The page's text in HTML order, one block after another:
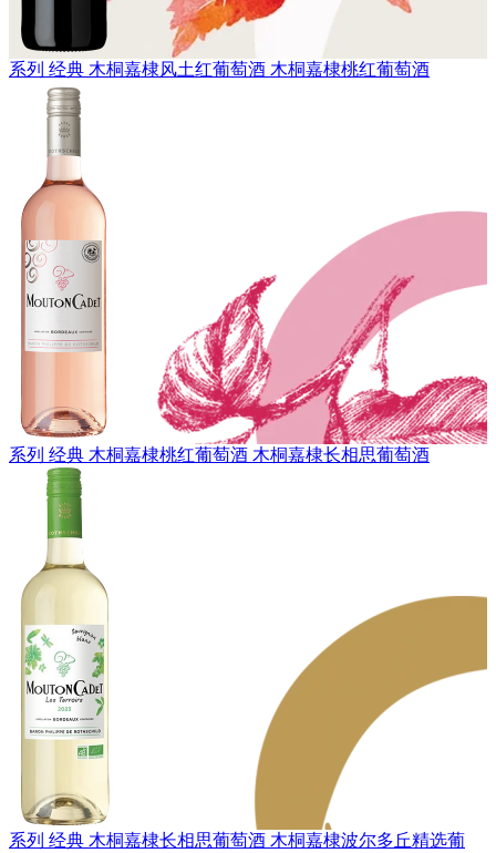
系列 经典 木桐嘉棣风土红葡萄酒 木桐嘉棣桃红葡萄酒
系列 经典 木桐嘉棣桃红葡萄酒 木桐嘉棣长相思葡萄酒
系列 经典 木桐嘉棣长相思葡萄酒 木桐嘉棣波尔多丘精选葡